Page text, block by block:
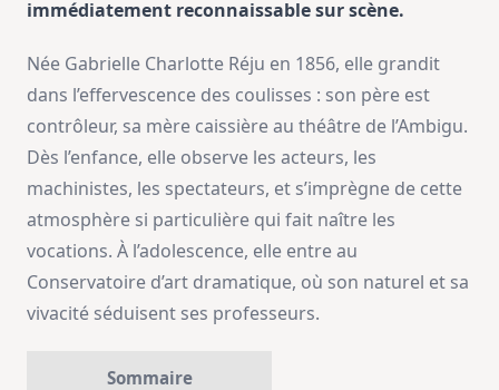
immédiatement reconnaissable sur scène.
Née Gabrielle Charlotte Réju en 1856, elle grandit
dans l’effervescence des coulisses : son père est
contrôleur, sa mère caissière au théâtre de l’Ambigu.
Dès l’enfance, elle observe les acteurs, les
machinistes, les spectateurs, et s’imprègne de cette
atmosphère si particulière qui fait naître les
vocations. À l’adolescence, elle entre au
Conservatoire d’art dramatique, où son naturel et sa
vivacité séduisent ses professeurs.
Sommaire